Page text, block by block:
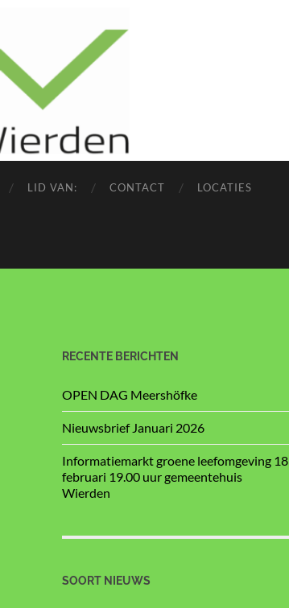
LID VAN: CONTACT LOCATIES
RECENTE BERICHTEN
OPEN DAG Meershöfke
Nieuwsbrief Januari 2026
Informatiemarkt groene leefomgeving 18
februari 19.00 uur gemeentehuis
Wierden
SOORT NIEUWS